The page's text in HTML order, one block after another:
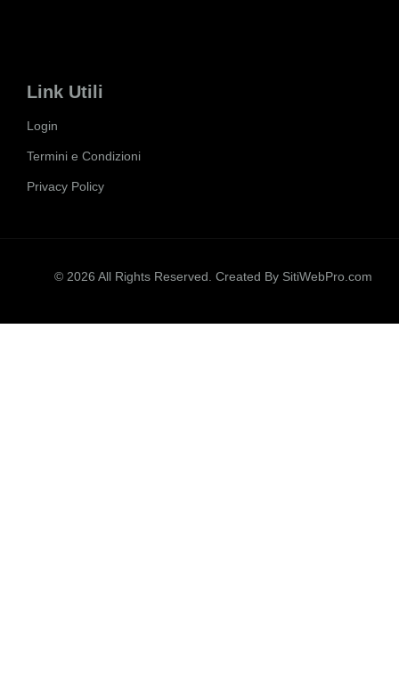
Link Utili
Login
Termini e Condizioni
Privacy Policy
© 2026 All Rights Reserved. Created By SitiWebPro.com